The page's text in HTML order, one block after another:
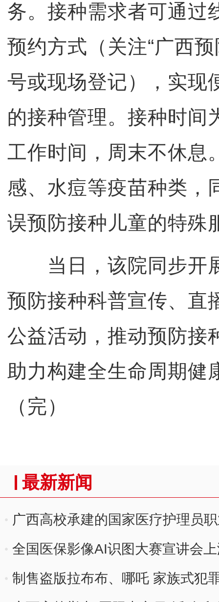
务。接种需求者可通过
预约方式（关注“广西
号或现场登记），实现
的接种管理。接种时间
工作时间，周末不休息
感、水痘等疫苗种类，
误预防接种儿童的特殊
当日，该院同步开
预防接种科普宣传、直
公益活动，推动预防接
助力构建全生命周期健
（完）
最新新闻
广西高校承建的国家医疗护理员
全国医保影像AI识图大赛宣讲会
制售盗版拉布布、哪吒 家族式犯